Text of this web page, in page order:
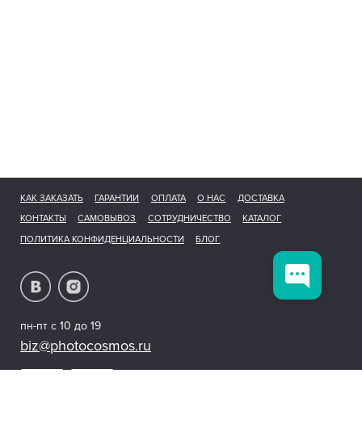
КАК ЗАКАЗАТЬ ГАРАНТИИ ОПЛАТА О НАС
ДОСТАВКА
КОНТАКТЫ
САМОВЫВОЗ СОТРУДНИЧЕСТВО
КАТАЛОГ
ПОЛИТИКА КОНФИДЕНЦИАЛЬНОСТИ
БЛОГ
пн-пт с 10 до 19
biz@photocosmos.ru